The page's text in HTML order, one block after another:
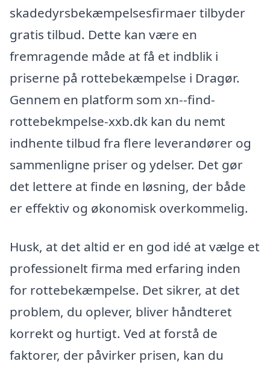
skadedyrsbekæmpelsesfirmaer tilbyder
gratis tilbud. Dette kan være en
fremragende måde at få et indblik i
priserne på rottebekæmpelse i Dragør.
Gennem en platform som xn--find-
rottebekmpelse-xxb.dk kan du nemt
indhente tilbud fra flere leverandører og
sammenligne priser og ydelser. Det gør
det lettere at finde en løsning, der både
er effektiv og økonomisk overkommelig.
Husk, at det altid er en god idé at vælge et
professionelt firma med erfaring inden
for rottebekæmpelse. Det sikrer, at det
problem, du oplever, bliver håndteret
korrekt og hurtigt. Ved at forstå de
faktorer, der påvirker prisen, kan du